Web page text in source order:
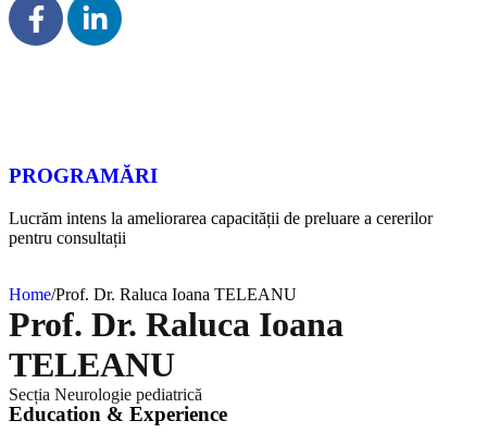
PROGRAMĂRI
Lucrăm intens la ameliorarea capacității de preluare a cererilor
pentru consultații
Home/Prof. Dr. Raluca Ioana TELEANU
Prof. Dr. Raluca Ioana
TELEANU
Secția Neurologie pediatrică
Education & Experience